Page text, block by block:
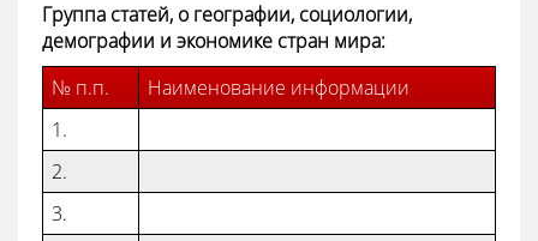
Группа статей, о географии, социологии,
демографии и экономике стран мира:
№ п.п.
Наименование информации
1.
2.
3.